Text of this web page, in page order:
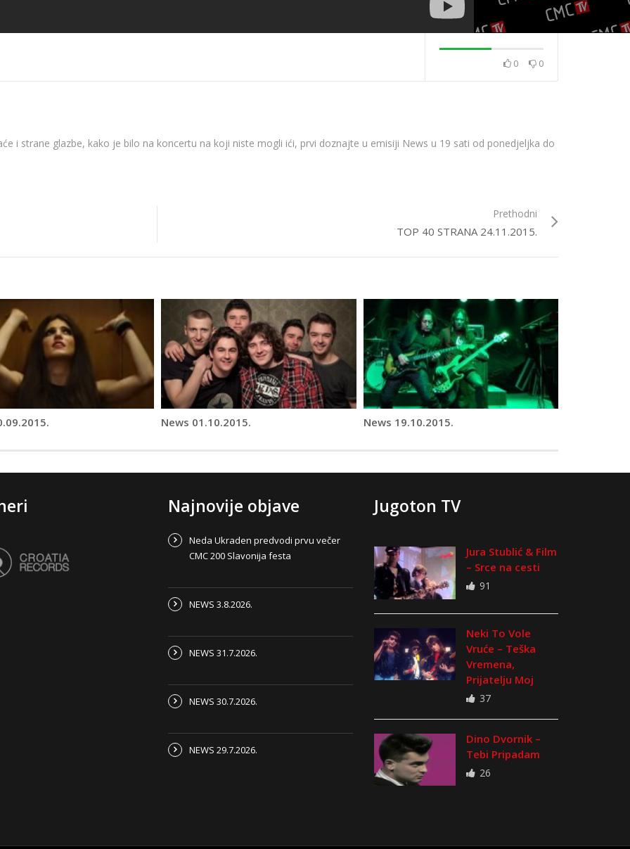
0 0
i strane glazbe, kako je bilo na koncertu na koji niste mogli ići, prvi doznajte u emisiji News u 19 sati od ponedjeljka do
Prethodni
TOP 40 STRANA 24.11.2015.
News 01.10.2015. News 19.10.2015.
Najnovije objave
Neda Ukraden predvodi prvu večer
CMC 200 Slavonija festa
NEWS 3.8.2026.
NEWS 31.7.2026.
NEWS 30.7.2026.
NEWS 29.7.2026.
Jugoton TV
Jura Stublić & Film
– Srce na cesti
91
Neki To Vole
Vruće – Teška
Vremena,
Prijatelju Moj
37
Dino Dvornik –
Tebi Pripadam
26